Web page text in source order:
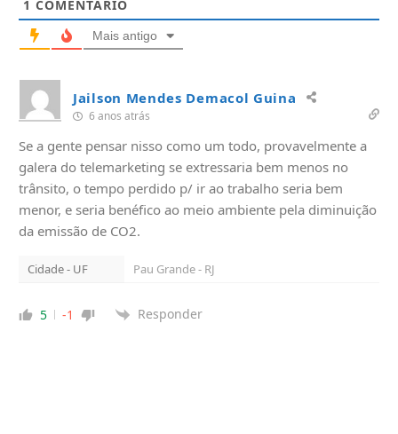
1 COMENTÁRIO
Mais antigo
Jailson Mendes Demacol Guina
6 anos atrás
Se a gente pensar nisso como um todo, provavelmente a
galera do telemarketing se extressaria bem menos no
trânsito, o tempo perdido p/ ir ao trabalho seria bem
menor, e seria benéfico ao meio ambiente pela diminuição
da emissão de CO2.
Cidade - UF Pau Grande - RJ
5 -1 Responder